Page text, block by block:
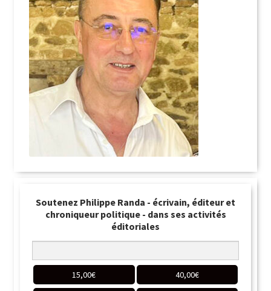
Soutenez Philippe Randa - écrivain, éditeur et
chroniqueur politique - dans ses activités
éditoriales
15,00€ 40,00€